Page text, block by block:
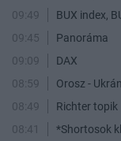
09:49
BUX index,
09:45
Panoráma
09:09
DAX
08:59
Orosz -
08:49
Richter topik
08:41
*Shortosok